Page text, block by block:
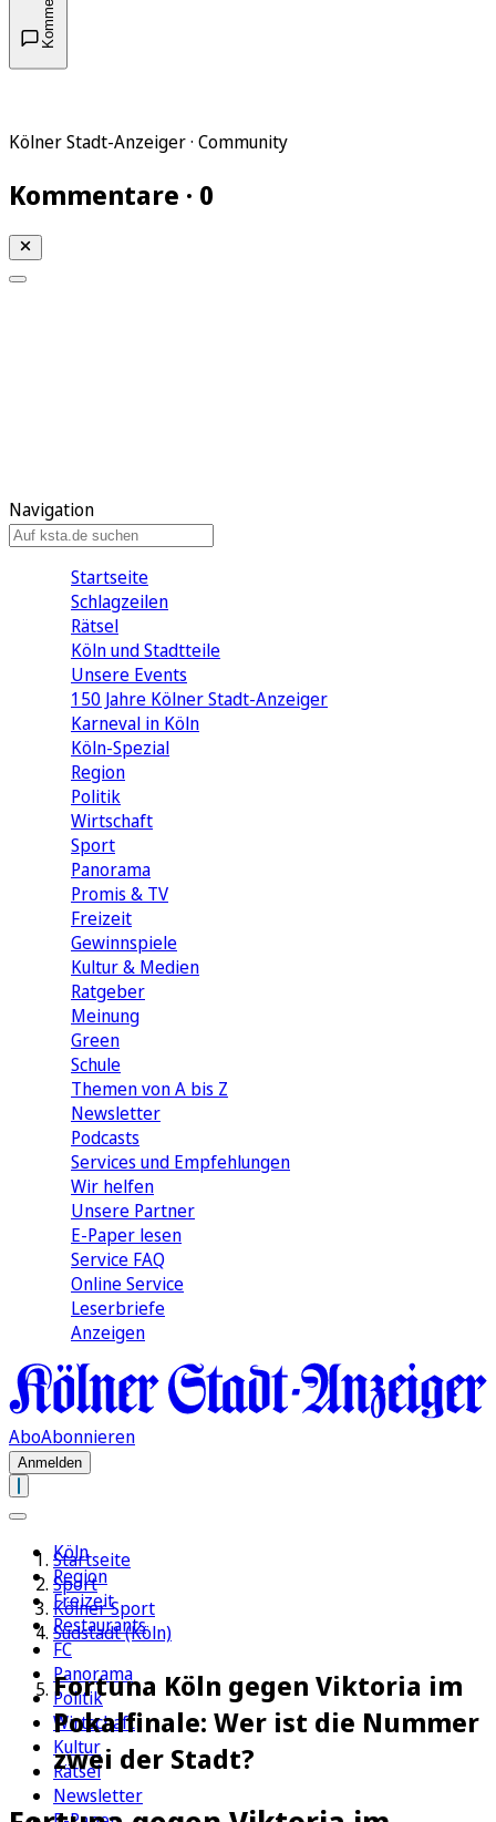
Kölner Stadt-Anzeiger · Community
Kommentare · 0
Navigation
Startseite
Schlagzeilen
Rätsel
Köln und Stadtteile
Unsere Events
150 Jahre Kölner Stadt-Anzeiger
Karneval in Köln
Köln-Spezial
Region
Politik
Wirtschaft
Sport
Panorama
Promis & TV
Freizeit
Gewinnspiele
Kultur & Medien
Ratgeber
Meinung
Green
Schule
Themen von A bis Z
Newsletter
Podcasts
Services und Empfehlungen
Wir helfen
Unsere Partner
E-Paper lesen
Service FAQ
Online Service
Leserbriefe
Anzeigen
AboAbonnieren
Anmelden
Köln
Region
Freizeit
Restaurants
FC
Panorama
Politik
Wirtschaft
Kultur
Rätsel
Newsletter
Startseite
Sport
Kölner Sport
Südstadt (Köln)
Fortuna Köln gegen Viktoria im
Pokalfinale: Wer ist die Nummer
zwei der Stadt?